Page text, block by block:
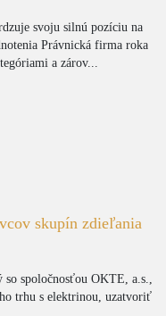
svoju silnú pozíciu na
Právnická firma roka
a zárov...
skupín zdieľania
spoločnosťou OKTE, a.s.,
trhu s elektrinou, uzatvoriť